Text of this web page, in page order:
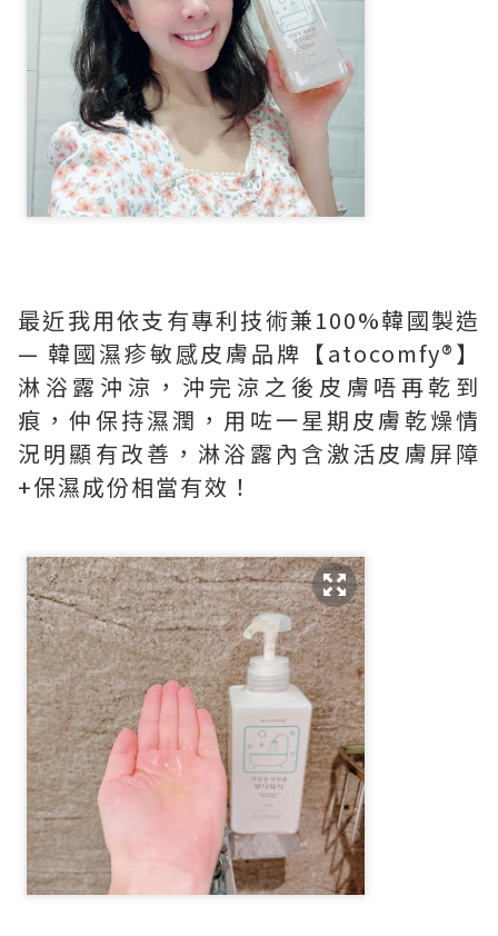
最近我用依支有專利技術兼100%韓國製造
— 韓國濕疹敏感皮膚品牌【atocomfy®️】
淋浴露沖涼，沖完涼之後皮膚唔再乾到
痕，仲保持濕潤，用咗一星期皮膚乾燥情
況明顯有改善，淋浴露內含激活皮膚屏障
+保濕成份相當有效！